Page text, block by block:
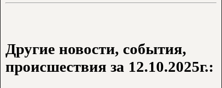
Другие новости, события,
происшествия за 12.10.2025г.: